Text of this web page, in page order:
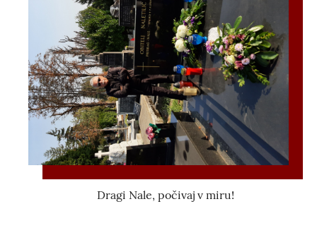
Dragi Nale, počivaj v miru!